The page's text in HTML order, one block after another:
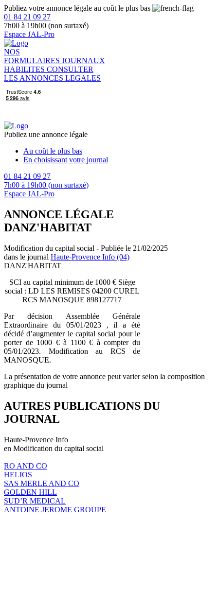
Publiez votre annonce légale au coût le plus bas
01 84 21 09 27
7h00 à 19h00 (non surtaxé)
Espace JAL-Pro
NOS
FORMULAIRES JOURNAUX
HABILITES CONSULTER
LES ANNONCES LEGALES
Publiez une annonce légale
Au coût le plus bas
En choisissant votre journal
01 84 21 09 27
7h00 à 19h00 (non surtaxé)
Espace JAL-Pro
ANNONCE LÉGALE
DANZ'HABITAT
Modification du capital social - Publiée le 21/02/2025
dans le journal Haute-Provence Info (04)
DANZ'HABITAT
SCI au capital minimum de 1000 € Siège
social : LD LES REMISES 04200 CUREL
RCS MANOSQUE 898127717
Par décision Assemblée Générale
Extraordinaire du 05/01/2023 , il a été
décidé d’augmenter le capital social pour le
porter de 1000 € à 1100 € à compter du
05/01/2023. Modification au RCS de
MANOSQUE.
La présentation de votre annonce peut varier selon la composition
graphique du journal
AUTRES PUBLICATIONS DU
JOURNAL
Haute-Provence Info
en Modification du capital social
RO AND CO
HELIOS
SAS MERLE AND CO
GOLDEN HILL
SUD’R MEDICAL
ANTOINE JEROME GROUPE